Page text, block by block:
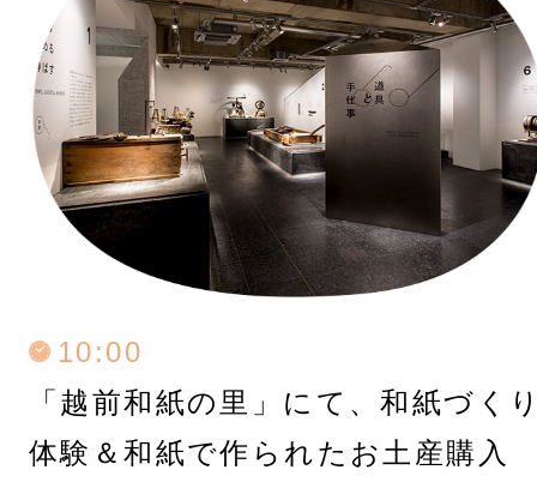
10:00
「越前和紙の里」にて、和紙づく
体験＆和紙で作られたお土産購入